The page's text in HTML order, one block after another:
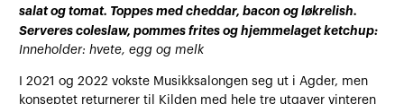
salat og tomat. Toppes med cheddar, bacon og løkrelish.
Serveres coleslaw, pommes frites og hjemmelaget ketchup:
Inneholder: hvete, egg og melk
I 2021 og 2022 vokste Musikksalongen seg ut i Agder, men
konseptet returnerer til Kilden med hele tre utgaver vinteren